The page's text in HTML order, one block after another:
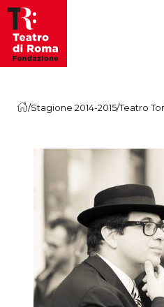
Vai al contenuto
/Stagione 2014-2015/Teatro